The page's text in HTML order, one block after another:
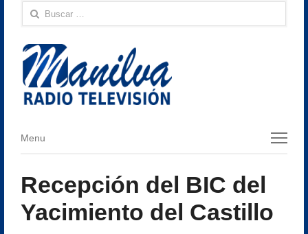
Buscar:
Menu
Menu
Recepción del BIC del
Yacimiento del Castillo